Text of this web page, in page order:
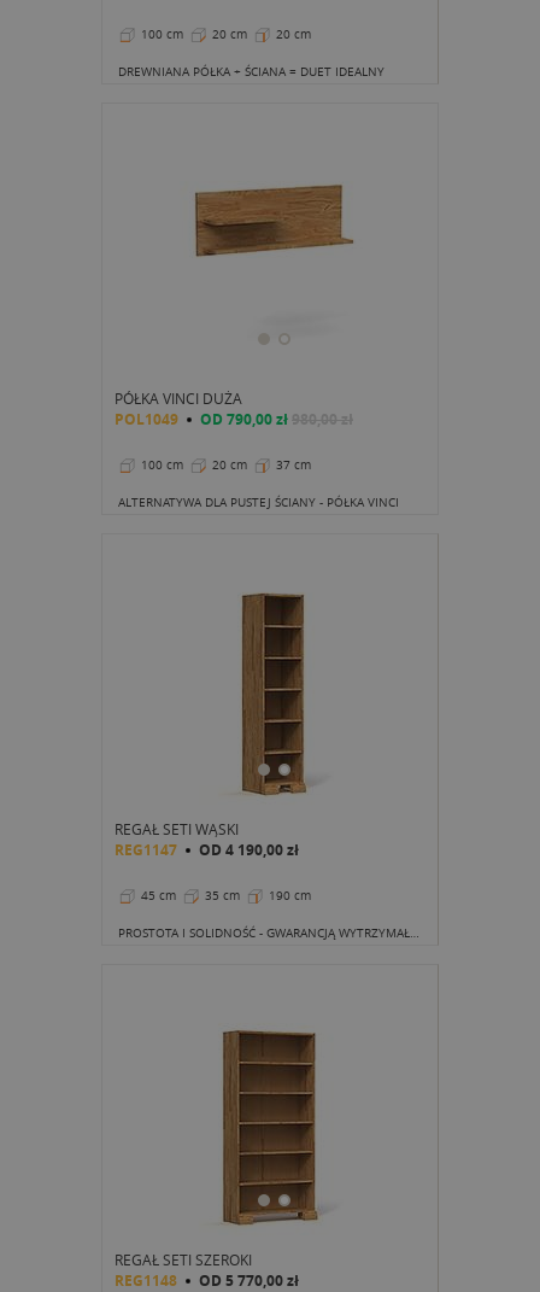
100 cm 20 cm 20 cm
DREWNIANA PÓŁKA + ŚCIANA = DUET IDEALNY
PÓŁKA VINCI DUŻA
POL1049 OD 790,00 zł980,00 zł
100 cm 20 cm 37 cm
ALTERNATYWA DLA PUSTEJ ŚCIANY - PÓŁKA VINCI
REGAŁ SETI WĄSKI
REG1147 OD 4 190,00 zł
45 cm 35 cm 190 cm
PROSTOTA I SOLIDNOŚĆ - GWARANCJĄ WYTRZYMAŁOŚCI
REGAŁ SETI SZEROKI
REG1148 OD 5 770,00 zł